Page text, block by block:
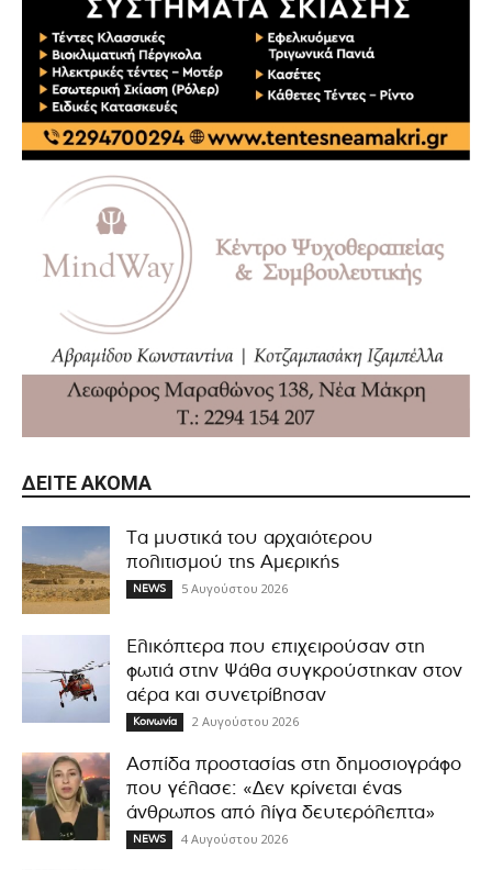
ΔΕΊΤΕ ΑΚΌΜΑ
Τα μυστικά του αρχαιότερου
πολιτισμού της Αμερικής
NEWS 5 Αυγούστου 2026
Ελικόπτερα που επιχειρούσαν στη
φωτιά στην Ψάθα συγκρούστηκαν στον
αέρα και συνετρίβησαν
Κοινωνία 2 Αυγούστου 2026
Ασπίδα προστασίας στη δημοσιογράφο
που γέλασε: «Δεν κρίνεται ένας
άνθρωπος από λίγα δευτερόλεπτα»
NEWS 4 Αυγούστου 2026